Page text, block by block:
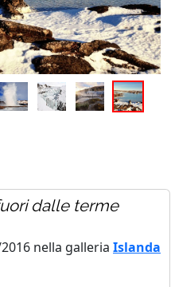
dalle terme
nella galleria Islanda